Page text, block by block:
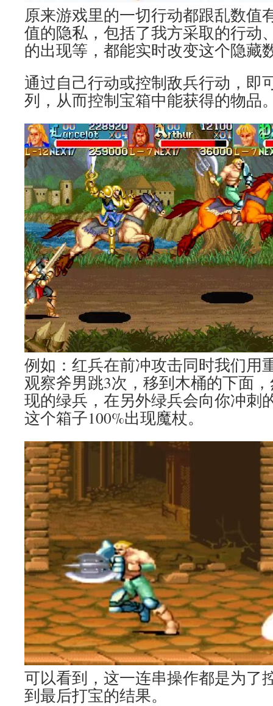
原来游戏里的一切行动都跟乱数值
值的隐私，包括了我方采取的行动
的出现等，都能实时改变这个隐藏
通过自己行动或控制敌兵行动，即
列，从而控制宝箱中能获得的物品
例如：红兵在前冲攻击同时我们用
观察斧男跳3次，移到木桶的下面
现的绿兵，在另外绿兵会向你冲刺
这个箱子100%出现魔杖。
可以看到，这一连串操作都是为了
到最后打宝的结果。